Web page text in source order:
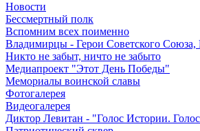
Новости
Бессмертный полк
Вспомним всех поименно
Владимирцы - Герои Советского Союза,
Никто не забыт, ничто не забыто
Медиапроект "Этот День Победы"
Мемориалы воинской славы
Фотогалерея
Видеогалерея
Диктор Левитан - "Голос Истории.